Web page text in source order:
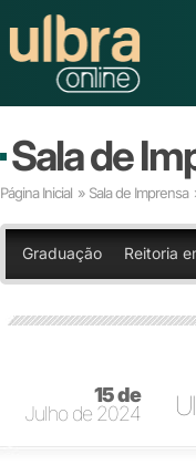
Sala de
Página Inicial » Sala de Imprensa
Graduação Reitoria
15 de
Julho de 2024